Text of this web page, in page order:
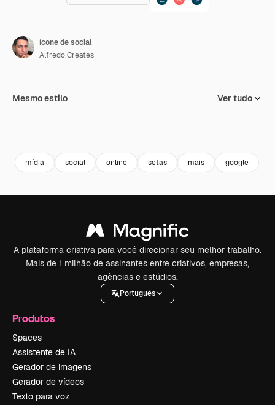
ícone de social
Alfredo Creates
Mesmo estilo Ver tudo
mídia social online setas mais google
A plataforma criativa para você direcionar seu melhor trabalho.
Mais de 1 milhão de assinantes entre criativos, empresas,
agências e estúdios.
Português
Produtos
Spaces
Assistente de IA
Gerador de imagens
Gerador de vídeos
Texto para voz